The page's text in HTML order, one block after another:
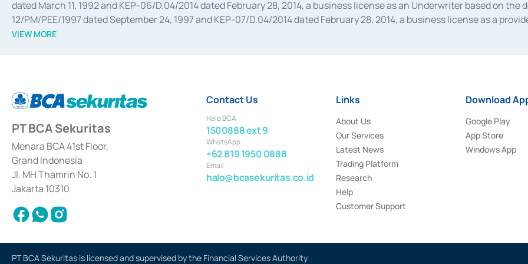
dated March 11, 1992 and KEP-06/D.04/2014 dated February 28, 2014, a business license as an Underwriter based on
12/PM/PEE/1997 dated September 24, 1997 and KEP-07/D.04/2014 dated February 28, 2014, a business license as a
divestments, and joint ventures based on the decree of the Financial Services Authority Number S-67/PM.21/2014 dated
Settlement of Commercial Paper Transactions whose license was issued in 2018.
VIEW MORE
PT BCA Sekuritas
Menara BCA 41st Floor,
Grand Indonesia
Jl. MH Thamrin No. 1
Jakarta 10310
Contact Us
Halo BCA
1500888 ext 9
WhatsApp
+62 819 1950 0888
Email
halo@bcasekuritas.co.id
Links
About Us
Our Services
Latest News
Trading Platform
Research
Help
Customer Support
Download
Google Play
App Store
Windows App
PT BCA Sekuritas is licensed and supervised by the Financial Services Authority